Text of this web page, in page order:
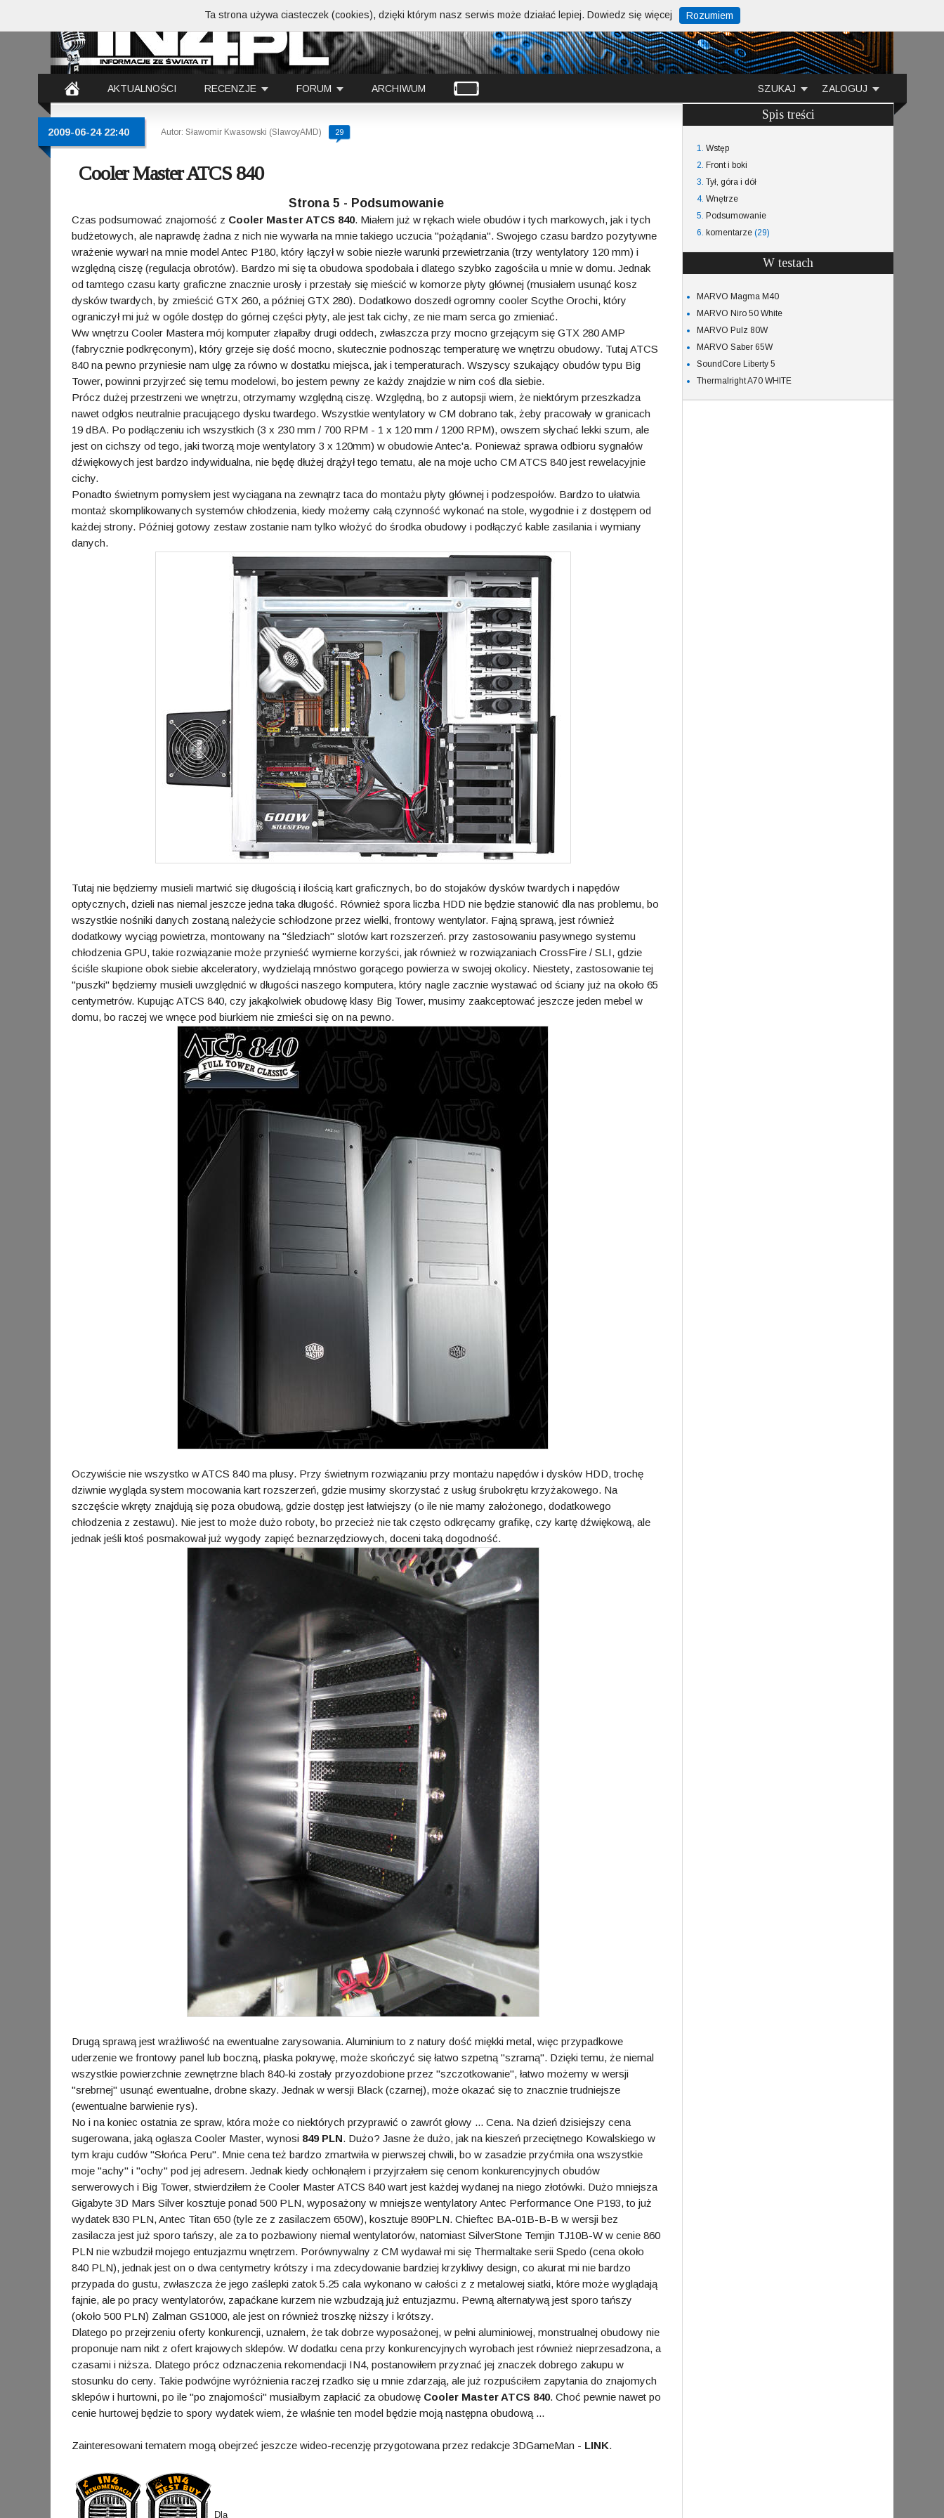
AKTUALNOŚCI RECENZJE FORUM ARCHIWUM ZALOGUJ
SZUKAJ
2009-06-24 22:40 Autor: Sławomir Kwasowski (SlawoyAMD) 29
Cooler Master ATCS 840
Strona 5 - Podsumowanie
Czas podsumować znajomość z Cooler Master ATCS 840. Miałem już w rękach wiele obudów i tych markowych, jak i tych
budżetowych, ale naprawdę żadna z nich nie wywarła na mnie takiego uczucia "pożądania". Swojego czasu bardzo pozytywne
wrażenie wywarł na mnie model Antec P180, który łączył w sobie niezłe warunki przewietrzania (trzy wentylatory 120 mm) i
względną ciszę (regulacja obrotów). Bardzo mi się ta obudowa spodobała i dlatego szybko zagościła u mnie w domu. Jednak
od tamtego czasu karty graficzne znacznie urosły i przestały się mieścić w komorze płyty głównej (musiałem usunąć kosz
dysków twardych, by zmieścić GTX 260, a później GTX 280). Dodatkowo doszedł ogromny cooler Scythe Orochi, który
ograniczył mi już w ogóle dostęp do górnej części płyty, ale jest tak cichy, ze nie mam serca go zmieniać.
Ww wnętrzu Cooler Mastera mój komputer złapałby drugi oddech, zwłaszcza przy mocno grzejącym się GTX 280 AMP
(fabrycznie podkręconym), który grzeje się dość mocno, skutecznie podnosząc temperaturę we wnętrzu obudowy. Tutaj ATCS
840 na pewno przyniesie nam ulgę za równo w dostatku miejsca, jak i temperaturach. Wszyscy szukający obudów typu Big
Tower, powinni przyjrzeć się temu modelowi, bo jestem pewny ze każdy znajdzie w nim coś dla siebie.
Prócz dużej przestrzeni we wnętrzu, otrzymamy względną ciszę. Względną, bo z autopsji wiem, że niektórym przeszkadza
nawet odgłos neutralnie pracującego dysku twardego. Wszystkie wentylatory w CM dobrano tak, żeby pracowały w granicach
19 dBA. Po podłączeniu ich wszystkich (3 x 230 mm / 700 RPM - 1 x 120 mm / 1200 RPM), owszem słychać lekki szum, ale
jest on cichszy od tego, jaki tworzą moje wentylatory 3 x 120mm) w obudowie Antec'a. Ponieważ sprawa odbioru sygnałów
dźwiękowych jest bardzo indywidualna, nie będę dłużej drążył tego tematu, ale na moje ucho CM ATCS 840 jest rewelacyjnie
cichy.
Ponadto świetnym pomysłem jest wyciągana na zewnątrz taca do montażu płyty głównej i podzespołów. Bardzo to ułatwia
montaż skomplikowanych systemów chłodzenia, kiedy możemy całą czynność wykonać na stole, wygodnie i z dostępem od
każdej strony. Później gotowy zestaw zostanie nam tylko włożyć do środka obudowy i podłączyć kable zasilania i wymiany
danych.
Tutaj nie będziemy musieli martwić się długością i ilością kart graficznych, bo do stojaków dysków twardych i napędów
optycznych, dzieli nas niemal jeszcze jedna taka długość. Również spora liczba HDD nie będzie stanowić dla nas problemu, bo
wszystkie nośniki danych zostaną należycie schłodzone przez wielki, frontowy wentylator. Fajną sprawą, jest również
dodatkowy wyciąg powietrza, montowany na "śledziach" slotów kart rozszerzeń. przy zastosowaniu pasywnego systemu
chłodzenia GPU, takie rozwiązanie może przynieść wymierne korzyści, jak również w rozwiązaniach CrossFire / SLI, gdzie
ściśle skupione obok siebie akceleratory, wydzielają mnóstwo gorącego powierza w swojej okolicy. Niestety, zastosowanie tej
"puszki" będziemy musieli uwzględnić w długości naszego komputera, który nagle zacznie wystawać od ściany już na około 65
centymetrów. Kupując ATCS 840, czy jakąkolwiek obudowę klasy Big Tower, musimy zaakceptować jeszcze jeden mebel w
domu, bo raczej we wnęce pod biurkiem nie zmieści się on na pewno.
Oczywiście nie wszystko w ATCS 840 ma plusy. Przy świetnym rozwiązaniu przy montażu napędów i dysków HDD, trochę
dziwnie wygląda system mocowania kart rozszerzeń, gdzie musimy skorzystać z usług śrubokrętu krzyżakowego. Na
szczęście wkręty znajdują się poza obudową, gdzie dostęp jest łatwiejszy (o ile nie mamy założonego, dodatkowego
chłodzenia z zestawu). Nie jest to może dużo roboty, bo przecież nie tak często odkręcamy grafikę, czy kartę dźwiękową, ale
jednak jeśli ktoś posmakował już wygody zapięć beznarzędziowych, doceni taką dogodność.
Drugą sprawą jest wrażliwość na ewentualne zarysowania. Aluminium to z natury dość miękki metal, więc przypadkowe
uderzenie we frontowy panel lub boczną, płaska pokrywę, może skończyć się łatwo szpetną "szramą". Dzięki temu, że niemal
wszystkie powierzchnie zewnętrzne blach 840-ki zostały przyozdobione przez "szczotkowanie", łatwo możemy w wersji
"srebrnej" usunąć ewentualne, drobne skazy. Jednak w wersji Black (czarnej), może okazać się to znacznie trudniejsze
(ewentualne barwienie rys).
No i na koniec ostatnia ze spraw, która może co niektórych przyprawić o zawrót głowy ... Cena. Na dzień dzisiejszy cena
sugerowana, jaką ogłasza Cooler Master, wynosi 849 PLN. Dużo? Jasne że dużo, jak na kieszeń przeciętnego Kowalskiego w
tym kraju cudów "Słońca Peru". Mnie cena też bardzo zmartwiła w pierwszej chwili, bo w zasadzie przyćmiła ona wszystkie
moje "achy" i "ochy" pod jej adresem. Jednak kiedy ochłonąłem i przyjrzałem się cenom konkurencyjnych obudów
serwerowych i Big Tower, stwierdziłem że Cooler Master ATCS 840 wart jest każdej wydanej na niego złotówki. Dużo mniejsza
Gigabyte 3D Mars Silver kosztuje ponad 500 PLN, wyposażony w mniejsze wentylatory Antec Performance One P193, to już
wydatek 830 PLN, Antec Titan 650 (tyle ze z zasilaczem 650W), kosztuje 890PLN. Chieftec BA-01B-B-B w wersji bez
zasilacza jest już sporo tańszy, ale za to pozbawiony niemal wentylatorów, natomiast SilverStone Temjin TJ10B-W w cenie 860
PLN nie wzbudził mojego entuzjazmu wnętrzem. Porównywalny z CM wydawał mi się Thermaltake serii Spedo (cena około
840 PLN), jednak jest on o dwa centymetry krótszy i ma zdecydowanie bardziej krzykliwy design, co akurat mi nie bardzo
przypada do gustu, zwłaszcza że jego zaślepki zatok 5.25 cala wykonano w całości z z metalowej siatki, które może wyglądają
fajnie, ale po pracy wentylatorów, zapaćkane kurzem nie wzbudzają już entuzjazmu. Pewną alternatywą jest sporo tańszy
(około 500 PLN) Zalman GS1000, ale jest on również troszkę niższy i krótszy.
Dlatego po przejrzeniu oferty konkurencji, uznałem, że tak dobrze wyposażonej, w pełni aluminiowej, monstrualnej obudowy nie
proponuje nam nikt z ofert krajowych sklepów. W dodatku cena przy konkurencyjnych wyrobach jest również nieprzesadzona, a
czasami i niższa. Dlatego prócz odznaczenia rekomendacji IN4, postanowiłem przyznać jej znaczek dobrego zakupu w
stosunku do ceny. Takie podwójne wyróżnienia raczej rzadko się u mnie zdarzają, ale już rozpuściłem zapytania do znajomych
sklepów i hurtowni, po ile "po znajomości" musiałbym zapłacić za obudowę Cooler Master ATCS 840. Choć pewnie nawet po
cenie hurtowej będzie to spory wydatek wiem, że właśnie ten model będzie moją następna obudową ...
Zainteresowani tematem mogą obejrzeć jeszcze wideo-recenzję przygotowana przez redakcje 3DGameMan - LINK.
Dla
Spis treści
1. Wstęp
2. Front i boki
3. Tył, góra i dół
4. Wnętrze
5. Podsumowanie
6. komentarze (29)
W testach
MARVO Magma M40
MARVO Niro 50 White
MARVO Pulz 80W
MARVO Saber 65W
SoundCore Liberty 5
Thermalright A70 WHITE
Ta strona używa ciasteczek (cookies), dzięki którym nasz serwis może działać lepiej. Dowiedz się więcej Rozumiem